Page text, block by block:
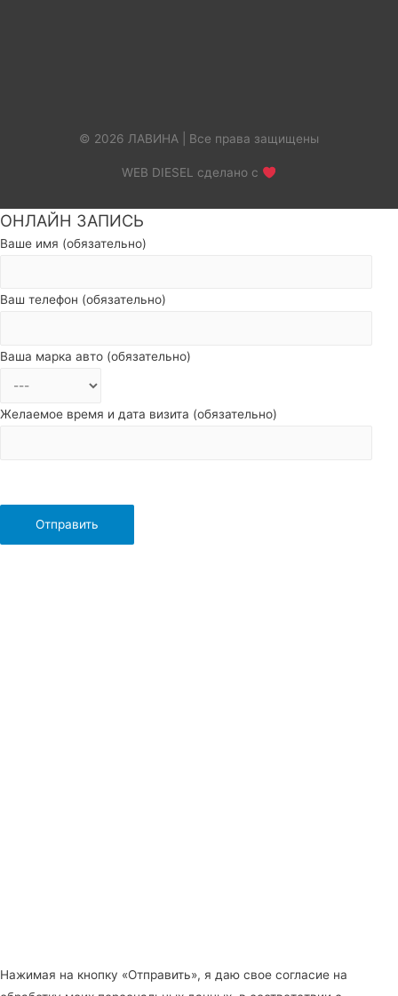
© 2026 ЛАВИНА | Все права защищены
WEB DIESEL сделано с
Пролистать
наверх
ОНЛАЙН ЗАПИСЬ
Ваше имя (обязательно)
Ваш телефон (обязательно)
Ваша марка авто (обязательно)
Желаемое время и дата визита (обязательно)
Нажимая на кнопку «Отправить», я даю свое согласие на